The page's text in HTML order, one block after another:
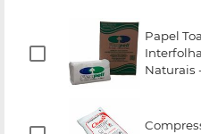
Papel
Naturais